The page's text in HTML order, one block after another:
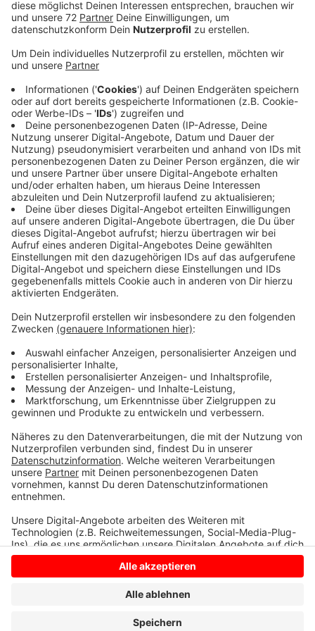
Anzeige
Klimaanlage viel Strom verbraucht - und Energie ist
gerade sehr teuer. Thomas Weber von der
Verbraucherzentrale für den Kreis Coesfeld sagt: Wer
eine hat, sollte die nicht zu kalt einstellen und nicht
den ganzen Tag laufen lassen. Besser sei es aber,
vorbeugende Maßnahmen gegen die Hitze zu treffen:
zum Beispiel langfristig das Dach zu dämmen und in
Markisen oder gute Jalousien zu investieren. Dann
wäre die stromfressende Klimaanlage überflüssig.
Besser sei es aber vorbeugende Maßnahmen gegen
die Hitze zu treffen, zum Beispiel langfristig das Dach
zu dämmen und in Markisen oder gute Jalousien zu
investieren. Dann wäre die stromfressende
Klimaanlage überflüssig.
Anzeige
Anzeige